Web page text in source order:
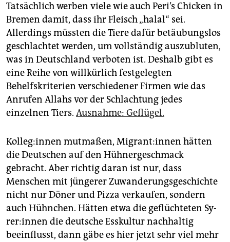
Tatsächlich werben viele wie auch Peri’s Chicken in
Bremen damit, dass ihr Fleisch „halal“ sei.
Allerdings müssten die Tiere dafür betäubungslos
geschlachtet werden, um vollständig auszubluten,
was in Deutschland verboten ist. Deshalb gibt es
eine Reihe von willkürlich festgelegten
Behelfskriterien verschiedener Firmen wie das
Anrufen Allahs vor der Schlachtung jedes
einzelnen Tiers. Ausnahme: Geflügel.
Kol­le­g:in­nen mutmaßen, Mi­gran­t:in­nen hätten
die Deutschen auf den Hühnergeschmack
gebracht. Aber richtig daran ist nur, dass
Menschen mit jüngerer Zuwanderungsgeschichte
nicht nur Döner und Pizza verkaufen, sondern
auch Hühnchen. Hätten etwa die geflüchteten Sy­
re­r:in­nen die deutsche Esskultur nachhaltig
beeinflusst, dann gäbe es hier jetzt sehr viel mehr